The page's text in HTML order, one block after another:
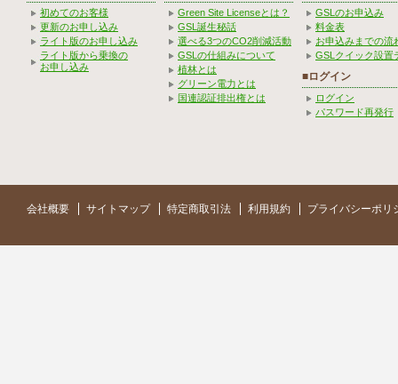
初めてのお客様
更新のお申し込み
ライト版のお申し込み
ライト版から乗換の
お申し込み
Green Site Licenseとは？
GSL誕生秘話
選べる3つのCO2削減活動
GSLの仕組みについて
植林とは
グリーン電力とは
国連認証排出権とは
GSLのお申込み
料金表
お申込みまでの流
GSLクイック設置
■ログイン
ログイン
パスワード再発行
会社概要 サイトマップ 特定商取引法 利用規約 プライバシーポリ